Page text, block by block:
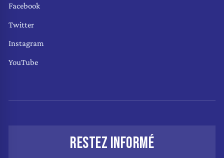
Facebook
Twitter
Instagram
YouTube
RESTEZ INFORMÉ